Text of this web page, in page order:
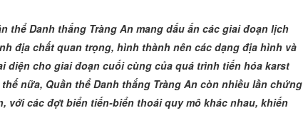
thể Danh thắng Tràng An mang dấu ấn các giai đoạn lịch
địa chất quan trọng, hình thành nên các dạng địa hình và
diện cho giai đoạn cuối cùng của quá trình tiến hóa karst
nữa, Quần thể Danh thắng Tràng An còn nhiều lần chứng
với các đợt biển tiến-biển thoái quy mô khác nhau, khiến